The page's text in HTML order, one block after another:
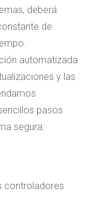
deberá
de
automatizada
y las
pasos
segura:
controladores